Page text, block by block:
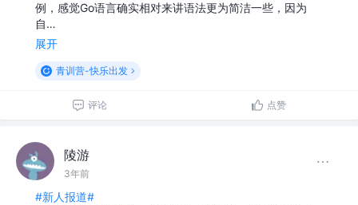
例，感觉Go语言确实相对来讲语法更为简洁一些，因为
自…
展开
青训营-快乐出发
评论 点赞
陵游
3年前
#新人报道#